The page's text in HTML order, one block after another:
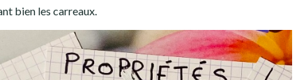
bien les carreaux.